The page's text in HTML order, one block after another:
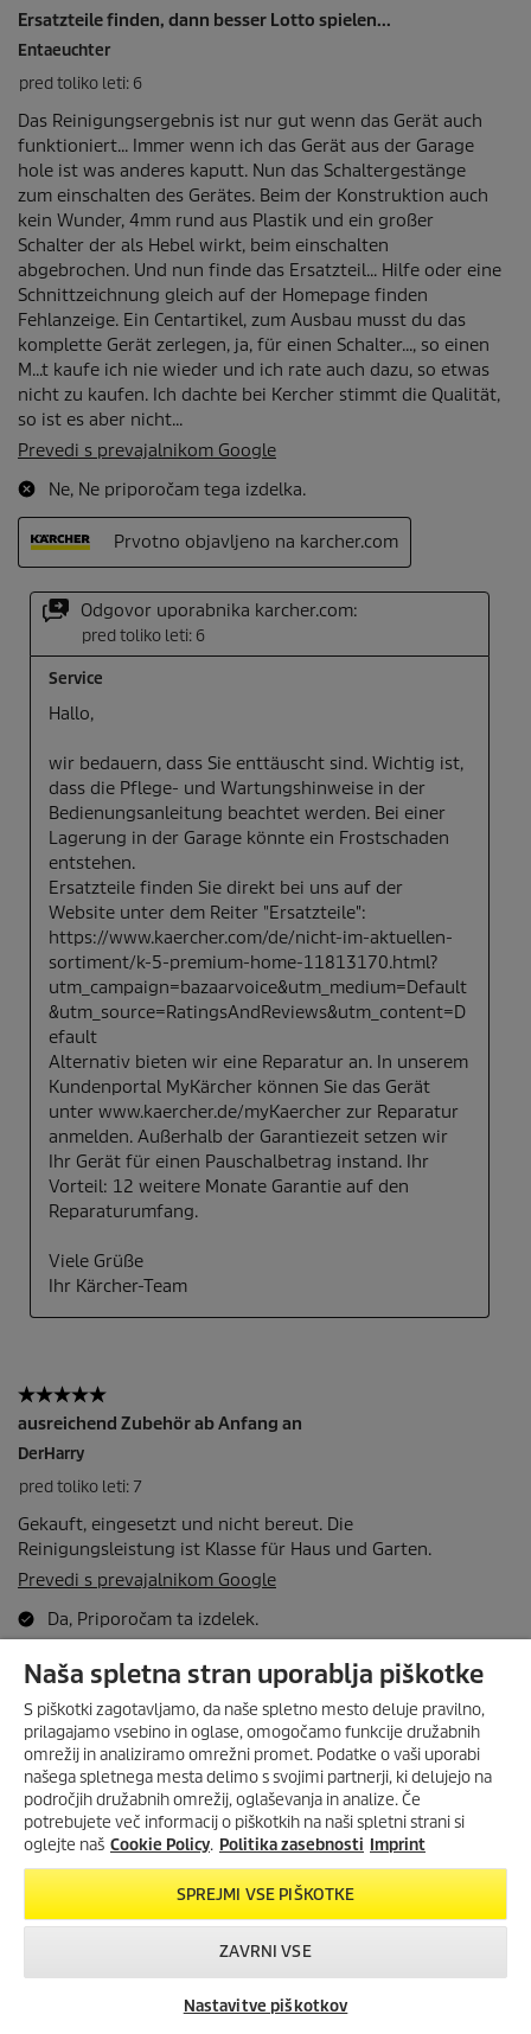
Iskanje trgovcev
Naša spletna stran uporablja piškotke
S piškotki zagotavljamo, da naše spletno mesto deluje pravilno,
prilagajamo vsebino in oglase, omogočamo funkcije družabnih
omrežij in analiziramo omrežni promet. Podatke o vaši uporabi
našega spletnega mesta delimo s svojimi partnerji, ki delujejo na
področjih družabnih omrežij, oglaševanja in analize. Če
potrebujete več informacij o piškotkih na naši spletni strani si
oglejte naš Cookie Policy. Politika zasebnosti Imprint
SPREJMI VSE PIŠKOTKE
ZAVRNI VSE
Nastavitve piškotkov